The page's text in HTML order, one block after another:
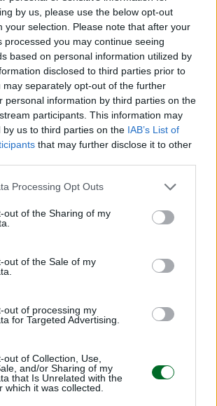
by us, please use the below opt-out
your selection. Please note that after your
processed you may continue seeing
based on personal information utilized by
disclosed to third parties prior to
may separately opt-out of the further
personal information by third parties on the
participants. This information may
by us to third parties on the IAB’s List of
that may further disclose it to other
Processing Opt Outs
out of the Sharing of my
out of the Sale of my
out of processing my
for Targeted Advertising.
out of Collection, Use,
and/or Sharing of my
that Is Unrelated with the
which it was collected.
di rafforzare ulteriormente il
globale del brand e accelerare lo
soprattutto sui mercati
infatti un profilo di peso
lusso. Per oltre sedici anni è stato
dirigenti di Chanel, dove ha
di president e chief operating
In precedenza, aveva maturato
in multinazionali come Procter
e Coty. Attualmente
consiglio di amministrazione di
sulla passerella